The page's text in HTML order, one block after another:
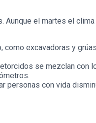
el martes el
excavadoras y
se mezclan con
personas con vida